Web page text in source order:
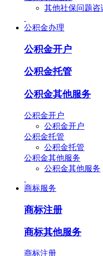
其他社保问题咨
公积金办理
公积金开户
公积金托管
公积金其他服务
公积金开户
公积金开户
公积金托管
公积金托管
公积金其他服务
公积金其他服务
商标服务
商标注册
商标其他服务
商标注册